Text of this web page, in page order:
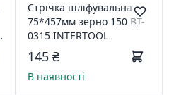
Стрічка шліфувальна
75*457мм зерно 150 BT-
0315 INTERTOOL
145 ₴
В наявності